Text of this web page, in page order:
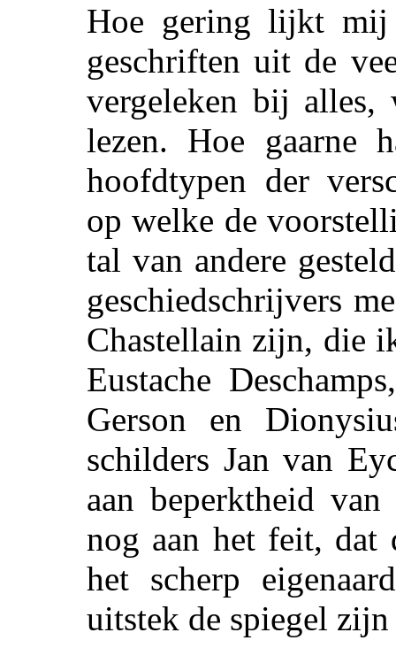
Hoe gering lijkt mij
geschriften uit de
vergeleken bij
lezen. Hoe gaarne
hoofdtypen der
op welke de
tal van andere
geschiedschrijvers
Chastellain zijn, die
Eustache
Gerson en
schilders Jan van
aan beperktheid
nog aan het feit, dat
het scherp
uitstek de spiegel